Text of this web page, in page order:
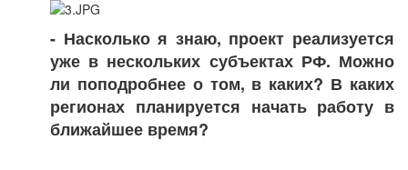
- Насколько я знаю, проект реализуется
уже в нескольких субъектах РФ. Можно
ли поподробнее о том, в каких? В каких
регионах планируется начать работу в
ближайшее время?